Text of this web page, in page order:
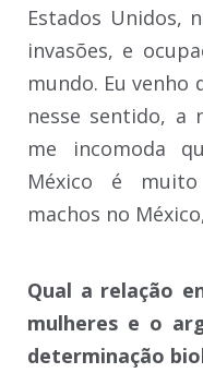
Estados Unidos,
invasões, e
mundo. Eu venho
nesse sentido, a
me incomoda
México é
machos no
Qual a relação
mulheres e o
determinação